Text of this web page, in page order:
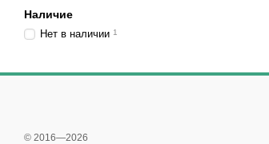
Наличие
Нет в наличии 1
© 2016—2026